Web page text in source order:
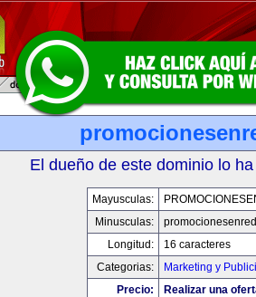
El dueño de este dominio lo
Mayusculas:
Minusculas:
Longitud:
16 caracteres
Categorias:
Marketing y
Precio:
Realizar una